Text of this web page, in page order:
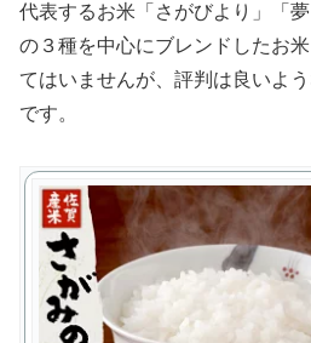
代表するお米「さがびより」「
の３種を中心にブレンドしたお
てはいませんが、評判は良いよ
です。